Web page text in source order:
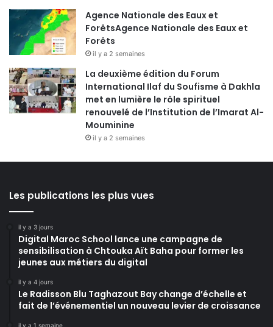
Agence Nationale des Eaux et
ForêtsAgence Nationale des Eaux et
Forêts
il y a 2 semaines
La deuxième édition du Forum
International Ilaf du Soufisme à Dakhla
met en lumière le rôle spirituel
renouvelé de l’Institution de l’Imarat Al-
Mouminine
il y a 2 semaines
Les publications les plus vues
il y a 3 jours
Digital Maroc School lance une campagne de
sensibilisation à Chtouka Aït Baha pour former les
jeunes aux métiers du digital
il y a 4 jours
Le Radisson Blu Taghazout Bay change d’échelle et
fait de l’événementiel un nouveau levier de croissance
il y a 1 semaine